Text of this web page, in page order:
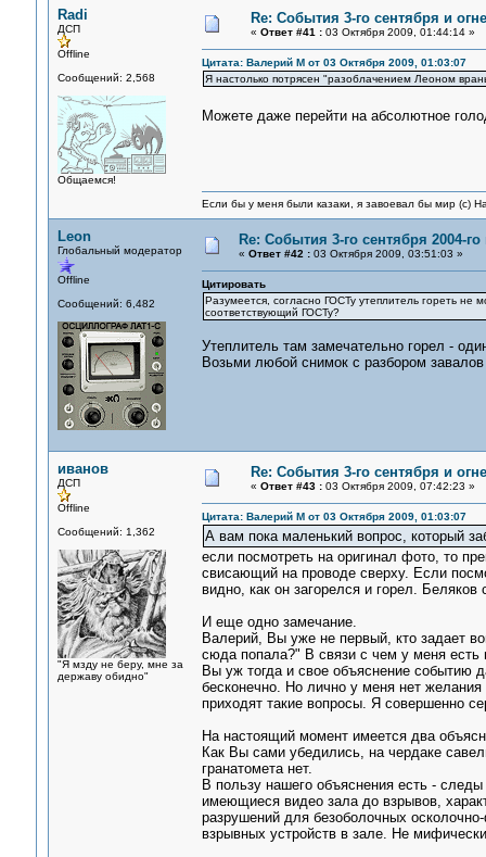
Radi
ДСП
Offline
Сообщений: 2,568
Общаемся!
Re: События 3-го сентября и
« Ответ #41 :03 Октября 2009, 01:44:14 »
Цитата: Валерий М от 03 Октября 2009, 01:03:07
Я настолько потрясен "разоблачением Леоном
Можете даже перейти на абсолютное
Если бы у меня были казаки, я завоевал бы мир (с)
Leon
Глобальный модератор
Offline
Сообщений: 6,482
Re: События 3-го сентября 2004-
« Ответ #42 :03 Октября 2009, 03:51:03 »
Цитировать
Разумеется, согласно ГОСТу утеплитель гореть не
соответствующий ГОСТу?
Утеплитель там замечательно горел -
Возьми любой снимок с разбором
иванов
ДСП
Offline
Сообщений: 1,362
"Я мзду не беру, мне за
державу обидно"
Re: События 3-го сентября и
« Ответ #43 :03 Октября 2009, 07:42:23 »
Цитата: Валерий М от 03 Октября 2009, 01:03:07
А вам пока маленький вопрос, который
если посмотреть на оригинал фото, то
свисающий на проводе сверху. Если
видно, как он загорелся и горел.
И еще одно замечание.
Валерий, Вы уже не первый, кто задает
сюда попала?" В связи с чем у меня есть
Вы уж тогда и свое объяснение событию
бесконечно. Но лично у меня нет
приходят такие вопросы. Я совершенно
На настоящий момент имеется два
Как Вы сами убедились, на чердаке
гранатомета нет.
В пользу нашего объяснения есть -
имеющиеся видео зала до взрывов,
разрушений для безоболочных
взрывных устройств в зале. Не